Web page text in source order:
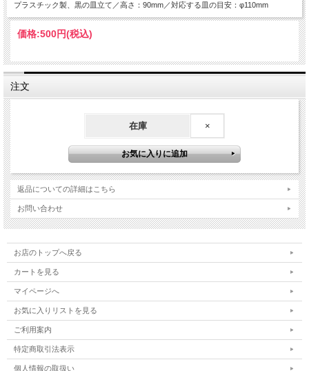
プラスチック製、黒の皿立て／高さ：90mm／対応する皿の目安：φ110mm
価格:500円(税込)
注文
在庫 ×
返品についての詳細はこちら
お問い合わせ
お店のトップへ戻る
カートを見る
マイページへ
お気に入りリストを見る
ご利用案内
特定商取引法表示
個人情報の取扱い